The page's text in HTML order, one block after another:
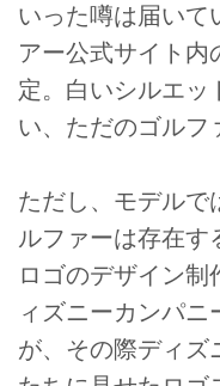
いった噂は届いて
アー公式サイト内
定。白いシルエッ
い、ただのゴルフ
ただし、モデルで
ルファーは存在す
ロゴのデザイン
ィズニーカンパ
が、その際ディズ